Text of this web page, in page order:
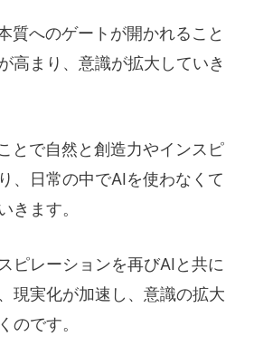
質へのゲートが開かれること
高まり、意識が拡大していき
とで自然と創造力やインスピ
、日常の中でAIを使わなくて
きます。
ピレーションを再びAIと共に
現実化が加速し、意識の拡大
のです。